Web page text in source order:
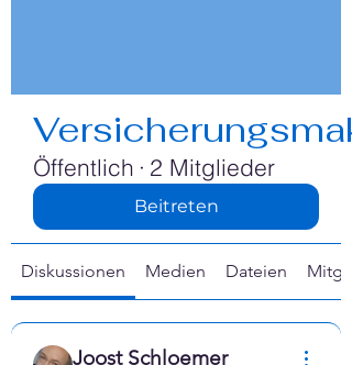
Öffentlich · 2 Mitglieder
Beitreten
Diskussionen Medien Dateien
Joost Schloemer